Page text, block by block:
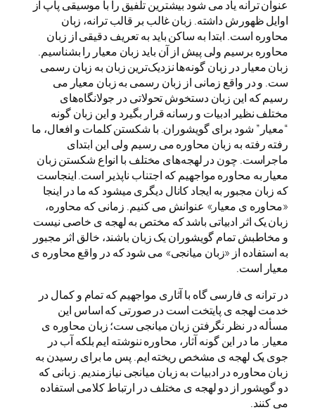
عنوان ترانه یاد می شود بیشترین تلفیق را با موسیقی پاپ از
اوایل ظهورش داشته. زبان غالب بر قالب ترانه، زبان
محاوره است. ابتدا به ساکن باید به تعریف دقیقی از زبان
محاوره برسیم ولی پیش از آن باید زبان معیار را بشناسیم.
زبان معیار در زبان گونه‌ها نزدیک‌ترین زبان به زبان رسمی
ست. و در واقع زمانی از زبان رسمی به زبان معیار می
رسیم که این زبان دستخوش تحولاتی در جولانگاه‌های
مختلف نظیر ادبیات و رسانه قرار بگیرد و این زبان گونه
“معیار” شود برای گویشوران. با شکستن کلمات و افعال، ما
رفته رفته به زبان محاوره می رسیم ولی این ابتدای
ماجراست. چون در لهجه‌های مختلف با انواع شکستن زبان
معیار به محاوره مواجهیم که اجتناب ناپذیر است. اینجاست
که زبان مجبور به ایجاد کانال دیگری میشود که ما در اینجا
«محاوره ی معیار» عنوانش می کنیم. زمانی که محاوره،
زبان یک اثر ادبیاتی باشد که مختص به لهجه ی خاصی نیست
و مخاطبش تمام گویشوران یک زبان باشند، خالق اثر مجبور
به استفاده از «زبان میانجی» می شود که در واقع محاوره ی
معیار است.
در ترانه ی فارسی گاه با آثاری مواجهیم که تمام و کمال در
خدمت لهجه ی پایتخت است در صورتی که اساس این
مسأله در نظر نگرفتن زبان میانجی ست؛ زبان محاوره ی
معیار. ما در این گونه آثار، محاوره ننوشته ایم بلکه آب در
جوی یک لهجه ی مشخص ریخته ایم. پس ما برای رسیدن به
زبان محاوره در ادبیات به زبان میانجی نیازمندیم. زبانی که
دو گویشور از دو لهجه ی مختلف در ارتباط کلامی استفاده
می کنند.